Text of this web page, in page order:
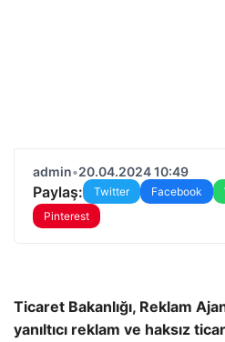
admin•20.04.2024 10:49
Paylaş: Twitter Facebook
Pinterest
Ticaret Bakanlığı, Reklam
yanıltıcı reklam ve haksız